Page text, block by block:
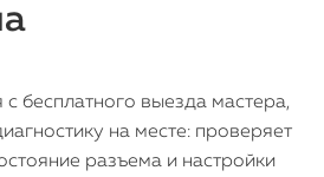
с бесплатного выезда мастера,
на месте: проверяет
разъема и настройки